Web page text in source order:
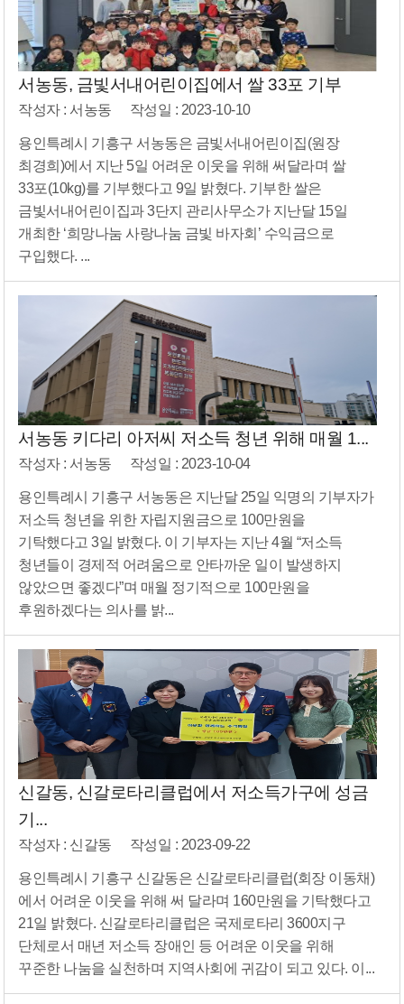
서농동, 금빛서내어린이집에서 쌀 33포 기부
작성자 : 서농동 작성일 : 2023-10-10
용인특례시 기흥구 서농동은 금빛서내어린이집(원장
최경희)에서 지난 5일 어려운 이웃을 위해 써달라며 쌀
33포(10kg)를 기부했다고 9일 밝혔다. 기부한 쌀은
금빛서내어린이집과 3단지 관리사무소가 지난달 15일
개최한 ‘희망나눔 사랑나눔 금빛 바자회’ 수익금으로
구입했다. ...
서농동 키다리 아저씨 저소득 청년 위해 매월 1...
작성자 : 서농동 작성일 : 2023-10-04
용인특례시 기흥구 서농동은 지난달 25일 익명의 기부자가
저소득 청년을 위한 자립지원금으로 100만원을
기탁했다고 3일 밝혔다. 이 기부자는 지난 4월 “저소득
청년들이 경제적 어려움으로 안타까운 일이 발생하지
않았으면 좋겠다”며 매월 정기적으로 100만원을
후원하겠다는 의사를 밝...
신갈동, 신갈로타리클럽에서 저소득가구에 성금
기...
작성자 : 신갈동 작성일 : 2023-09-22
용인특례시 기흥구 신갈동은 신갈로타리클럽(회장 이동채)
에서 어려운 이웃을 위해 써 달라며 160만원을 기탁했다고
21일 밝혔다. 신갈로타리클럽은 국제로타리 3600지구
단체로서 매년 저소득 장애인 등 어려운 이웃을 위해
꾸준한 나눔을 실천하며 지역사회에 귀감이 되고 있다. 이...